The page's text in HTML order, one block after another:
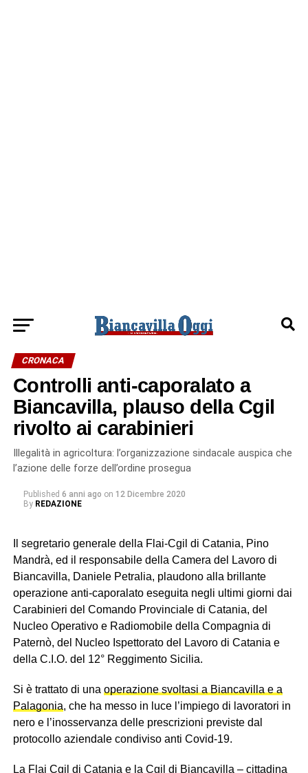
CRONACA
Controlli anti-caporalato a
Biancavilla, plauso della Cgil
rivolto ai carabinieri
Illegalità in agricoltura: l’organizzazione sindacale auspica che
l’azione delle forze dell’ordine prosegua
Published 6 anni ago on 12 Dicembre 2020
By REDAZIONE
Il segretario generale della Flai-Cgil di Catania, Pino
Mandrà, ed il responsabile della Camera del Lavoro di
Biancavilla, Daniele Petralia, plaudono alla brillante
operazione anti-caporalato eseguita negli ultimi giorni dai
Carabinieri del Comando Provinciale di Catania, del
Nucleo Operativo e Radiomobile della Compagnia di
Paternò, del Nucleo Ispettorato del Lavoro di Catania e
della C.I.O. del 12° Reggimento Sicilia.
Si è trattato di una operazione svoltasi a Biancavilla e a
Palagonia, che ha messo in luce l’impiego di lavoratori in
nero e l’inosservanza delle prescrizioni previste dal
protocollo aziendale condiviso anti Covid-19.
La Flai Cgil di Catania e la Cgil di Biancavilla – cittadina